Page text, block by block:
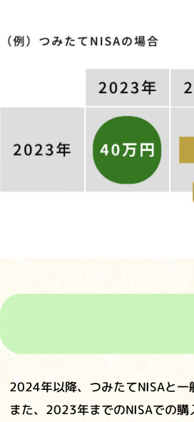
2024年以降、つみたてNISAと一
また、2023年までのNISAでの